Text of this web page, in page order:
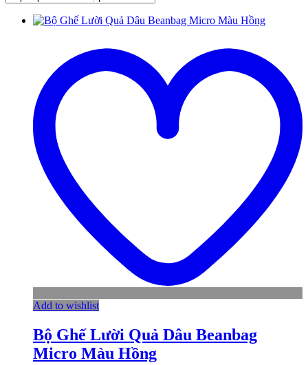
Add to wishlist
Bộ Ghế Lười Quả Dâu Beanbag
Micro Màu Hồng